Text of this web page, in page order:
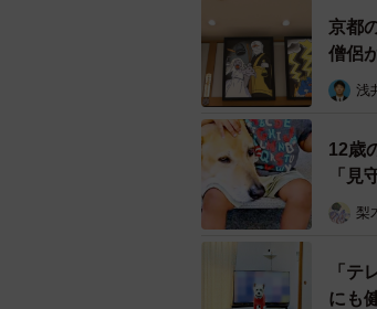
SNSでは、「結局こ
ってほしくない所に
います。
順番待ちする猫
ところで残りの3匹
べえくん（3歳）の2
けるよー」と声をか
こと。
京都
僧侶
浅
12歳
「見
梨
「テ
にも